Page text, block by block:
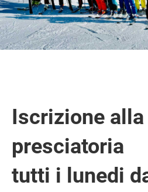
Iscrizione
presciatoria
tutti i lunedi